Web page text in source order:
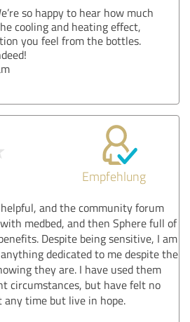
so happy to hear how much
cooling and heating effect,
you feel from the bottles.
Empfehlung
and the community forum
medbed, and then Sphere full of
Despite being sensitive, I am
dedicated to me despite the
they are. I have used them
circumstances, but have felt no
time but live in hope.